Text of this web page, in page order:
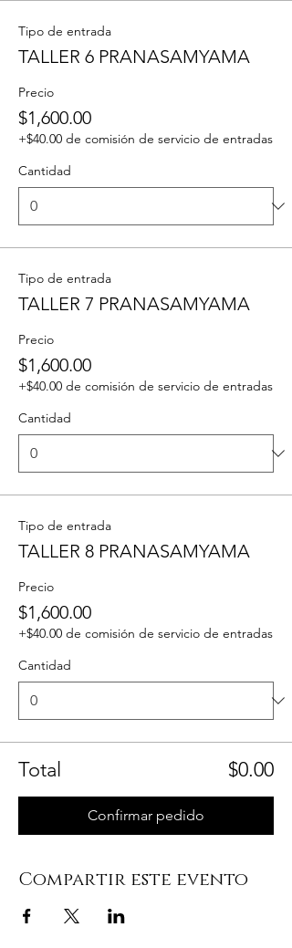
Tipo de entrada
TALLER 6 PRANASAMYAMA
Precio
$1,600.00
+$40.00 de comisión de servicio de entradas
Cantidad
Tipo de entrada
TALLER 7 PRANASAMYAMA
Precio
$1,600.00
+$40.00 de comisión de servicio de entradas
Cantidad
Tipo de entrada
TALLER 8 PRANASAMYAMA
Precio
$1,600.00
+$40.00 de comisión de servicio de entradas
Cantidad
Total $0.00
Confirmar pedido
Compartir este evento